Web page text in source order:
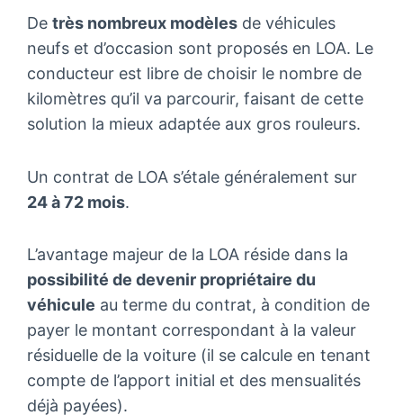
De très nombreux modèles de véhicules
neufs et d’occasion sont proposés en LOA. Le
conducteur est libre de choisir le nombre de
kilomètres qu’il va parcourir, faisant de cette
solution la mieux adaptée aux gros rouleurs.
Un contrat de LOA s’étale généralement sur
24 à 72 mois.
L’avantage majeur de la LOA réside dans la
possibilité de devenir propriétaire du
véhicule au terme du contrat, à condition de
payer le montant correspondant à la valeur
résiduelle de la voiture (il se calcule en tenant
compte de l’apport initial et des mensualités
déjà payées).